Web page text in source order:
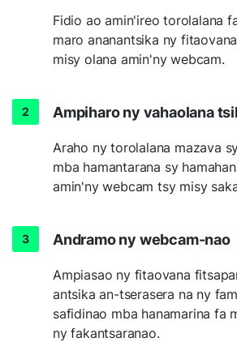
Fidio ao amin'ireo torolalana
maro ananantsika ny
misy olana amin'ny webcam.
Ampiharo ny vahaolana
Araho ny torolalana mazava
mba hamantarana sy
amin'ny webcam tsy misy
Andramo ny webcam-nao
Ampiasao ny fitaovana
antsika an-tserasera na ny
safidinao mba hanamarina fa
ny fakantsaranao.